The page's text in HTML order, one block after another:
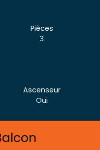
Pièces
3
Ascenseur
Oui